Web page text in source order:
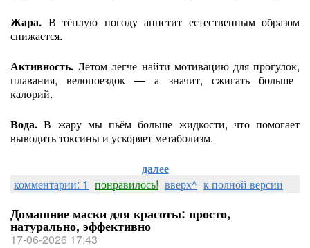
Жара. В тёплую погодуаппетит естественнымобразом
снижается.
Активность. Летом легче найти мотивациюдляпрогулок,
плавания, велопоездок — а значит, сжигатьбольше
калорий.
Вода. В жарумыпьём больше жидкости, чтопомогает
выводитьтоксиныи ускоряетметаболизм.
далее
комментарии: 1 понравилось! вверх^ к полной версии
Домашние маски для красоты: просто,
натурально, эффективно
17-06-2026 17:43